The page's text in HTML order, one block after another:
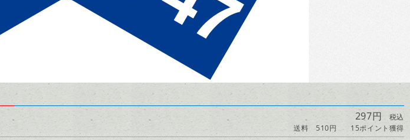
297円 税込
送料 510円
15ポイント獲得